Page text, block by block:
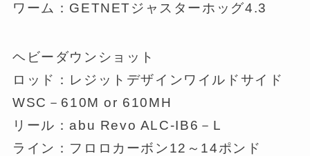
ワーム：GETNETジャスターホッグ4.3
ヘビーダウンショット
ロッド：レジットデザインワイルドサイド
WSC－610M or 610MH
リール：abu Revo ALC-IB6－L
ライン：フロロカーボン12～14ポンド